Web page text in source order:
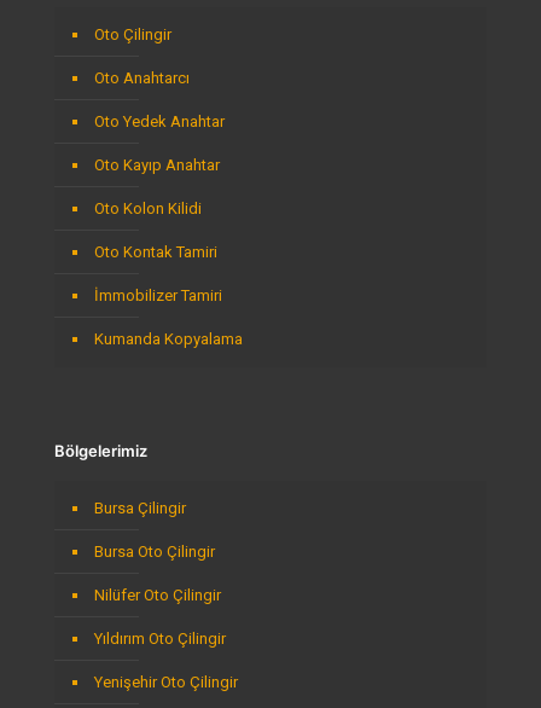
Oto Çilingir
Oto Anahtarcı
Oto Yedek Anahtar
Oto Kayıp Anahtar
Oto Kolon Kilidi
Oto Kontak Tamiri
İmmobilizer Tamiri
Kumanda Kopyalama
Bölgelerimiz
Bursa Çilingir
Bursa Oto Çilingir
Nilüfer Oto Çilingir
Yıldırım Oto Çilingir
Yenişehir Oto Çilingir